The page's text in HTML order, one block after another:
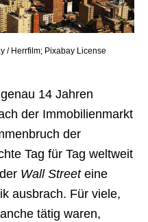
/ Herrfilm; Pixabay License
14 Jahren
der Immobilienmarkt
der
Tag für Tag weltweit
Wall Streeteine
ausbrach. Für viele,
tätig waren,